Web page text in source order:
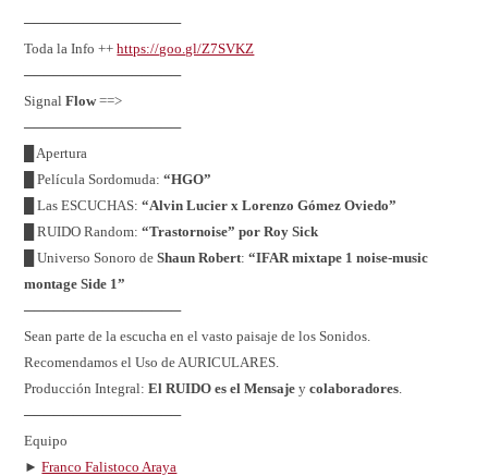
────────────────
Toda la Info ++https://goo.gl/Z7SVKZ
────────────────
SignalFlow==>
────────────────
█ Apertura
█ Película Sordomuda:“HGO”
█ Las ESCUCHAS:“Alvin Lucier x Lorenzo Gómez Oviedo”
█ RUIDO Random:“Trastornoise” por Roy Sick
█ Universo Sonoro deShaun Robert:“IFAR mixtape 1 noise-music
montage Side 1”
────────────────
Sean parte de la escucha en el vasto paisaje de los Sonidos.
Recomendamos el Uso de AURICULARES.
Producción Integral:El RUIDO es el Mensaje ycolaboradores
────────────────
Equipo
►Franco Falistoco Araya